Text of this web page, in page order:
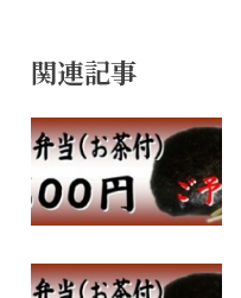
関連記事